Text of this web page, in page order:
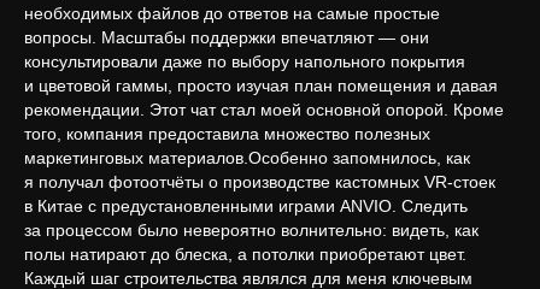
необходимых файлов до ответов на самые простые
вопросы. Масштабы поддержки впечатляют — они
консультировали даже по выбору напольного покрытия
и цветовой гаммы, просто изучая план помещения и давая
рекомендации. Этот чат стал моей основной опорой. Кроме
того, компания предоставила множество полезных
маркетинговых материалов.Особенно запомнилось, как
я получал фотоотчёты о производстве кастомных VR-стоек
в Китае с предустановленными играми ANVIO. Следить
за процессом было невероятно волнительно: видеть, как
полы натирают до блеска, а потолки приобретают цвет.
Каждый шаг строительства являлся для меня ключевым
sales@anviovr.com
www.anvio.com
© 2017-2026 ООО «ANVIO» | ВСЕ ПРАВА ЗАЩИЩЕНЫ |
ANVIO.COM